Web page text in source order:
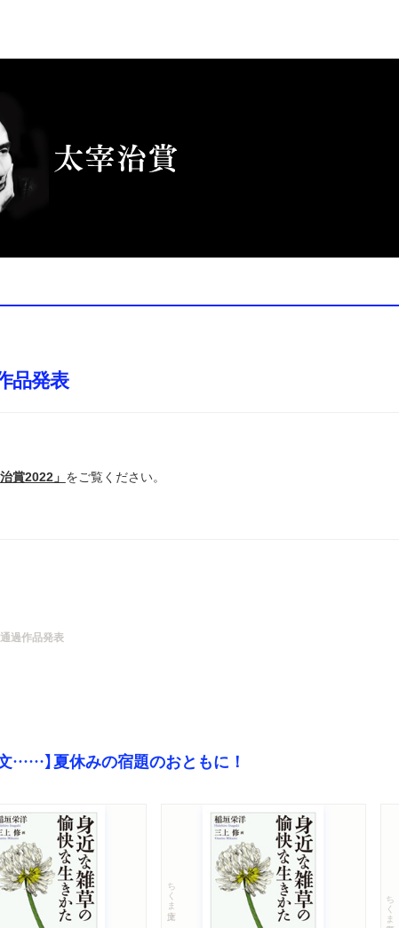
品発表
賞2022」 をご覧ください。
過作品発表
……】夏休みの宿題のおともに！
ちくま文庫 ちくま新書